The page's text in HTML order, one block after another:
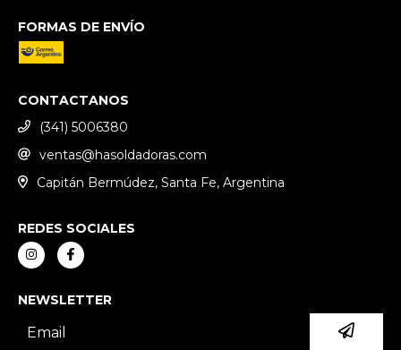
FORMAS DE ENVÍO
CONTACTANOS
(341) 5006380
ventas@hasoldadoras.com
Capitán Bermúdez, Santa Fe, Argentina
REDES SOCIALES
NEWSLETTER